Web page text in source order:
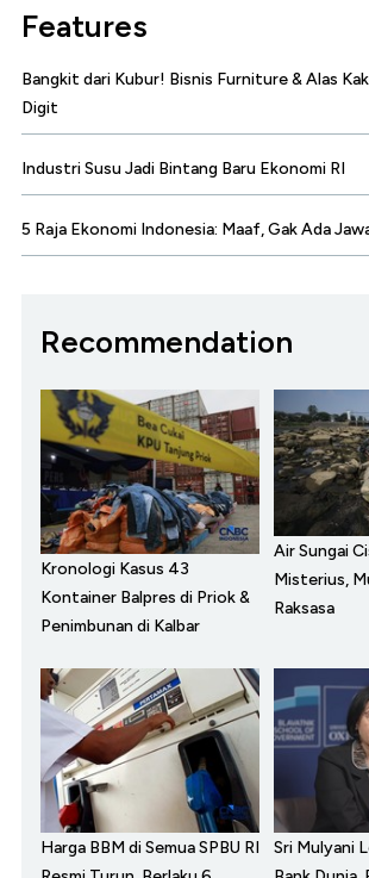
Features
Bangkit dari Kubur! Bisnis Furniture & Alas
Digit
Industri Susu Jadi Bintang Baru Ekonomi RI
5 Raja Ekonomi Indonesia: Maaf, Gak Ada
Recommendation
Kronologi Kasus 43
Kontainer Balpres di Priok &
Penimbunan di Kalbar
Air Sungai
Misterius,
Raksasa
Harga BBM di Semua SPBU RI
Sri Mulyani